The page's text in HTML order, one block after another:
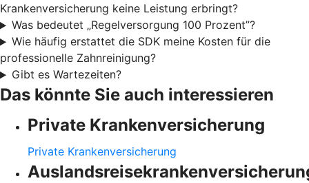
Krankenversicherung keine Leistung erbringt?
Was bedeutet „Regelversorgung 100 Prozent”?
Wie häufig erstattet die SDK meine Kosten für die
professionelle Zahnreinigung?
Gibt es Wartezeiten?
Das könnte Sie auch interessieren
Private Krankenversicherung
Private Krankenversicherung